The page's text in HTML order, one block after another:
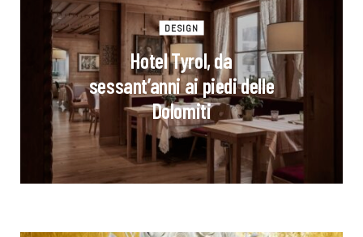
DESIGN
Hotel Tyrol, da
sessant’anni ai piedi delle
Dolomiti